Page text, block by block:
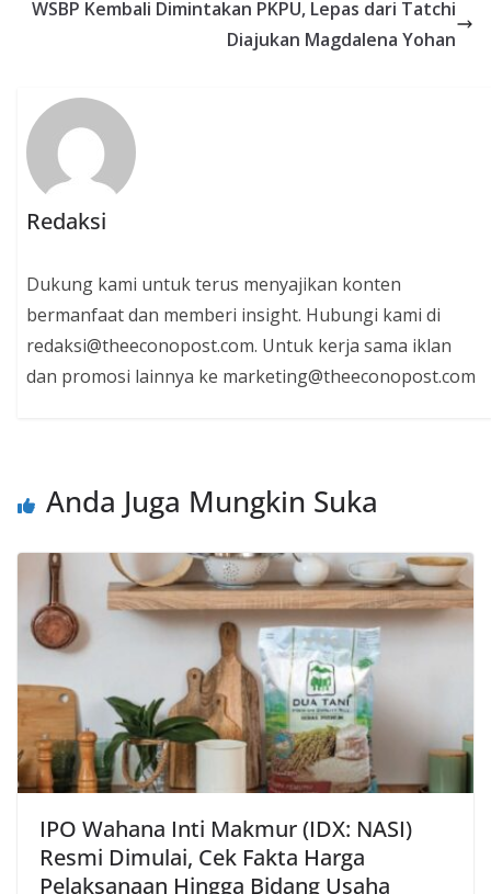
WSBP Kembali Dimintakan PKPU, Lepas dari Tatchi
Diajukan Magdalena Yohan
Redaksi
Dukung kami untuk terus menyajikan konten
bermanfaat dan memberi insight. Hubungi kami di
redaksi@theeconopost.com. Untuk kerja sama iklan
dan promosi lainnya ke marketing@theeconopost.com
Anda Juga Mungkin Suka
IPO Wahana Inti Makmur (IDX: NASI)
Resmi Dimulai, Cek Fakta Harga
Pelaksanaan Hingga Bidang Usaha